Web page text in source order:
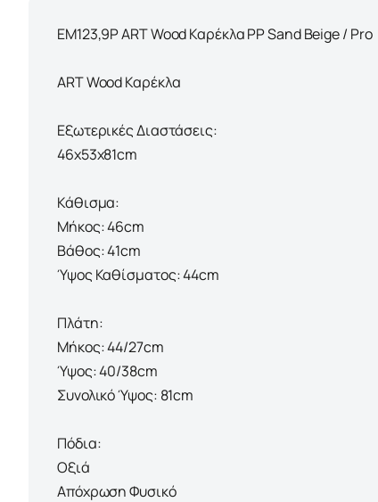
ΕΜ123,9P ART Wood Καρέκλα PP Sand Beige / Pro
ART Wood Καρέκλα
Εξωτερικές Διαστάσεις:
46x53x81cm
Κάθισμα:
Μήκος: 46cm
Βάθος: 41cm
Ύψος Καθίσματος: 44cm
Πλάτη:
Μήκος: 44/27cm
Ύψος: 40/38cm
Συνολικό Ύψος: 81cm
Πόδια:
Οξιά
Απόχρωση Φυσικό